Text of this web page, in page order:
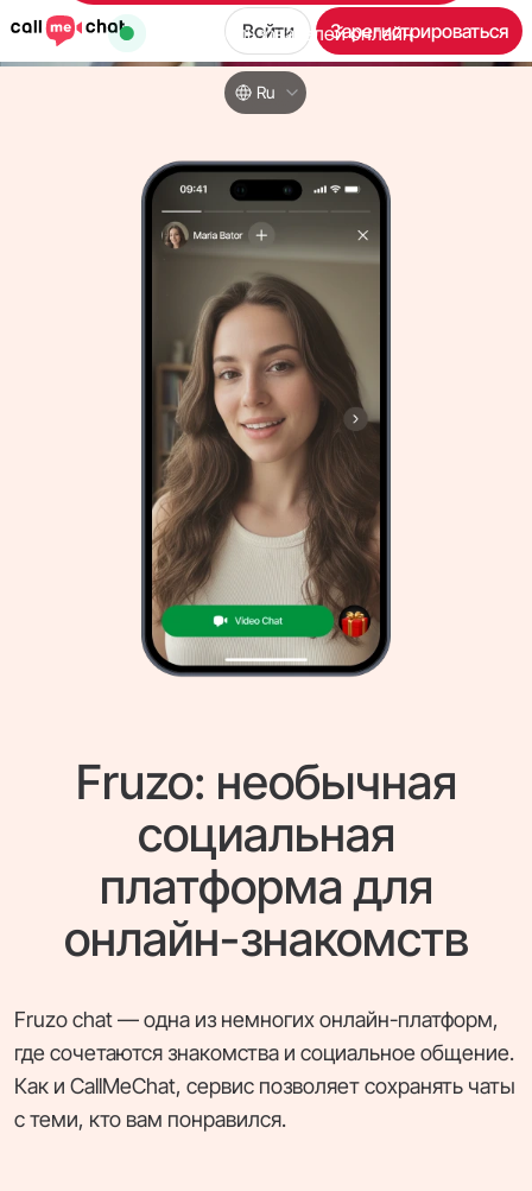
Ru
Войти Зарегистрироваться
пользователей онлайн
Fruzo: необычная
социальная
платформа для
онлайн-знакомств
Fruzo chat — одна из немногих онлайн-платформ,
где сочетаются знакомства и социальное общение.
Как и CallMeChat, сервис позволяет сохранять чаты
с теми, кто вам понравился.